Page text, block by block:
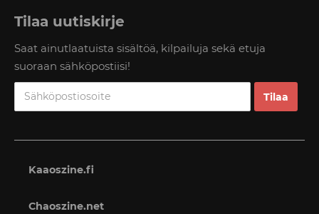
Tilaa uutiskirje
Saat ainutlaatuista sisältöä, kilpailuja sekä etuja
suoraan sähköpostiisi!
Kaaoszine.fi
Chaoszine.net